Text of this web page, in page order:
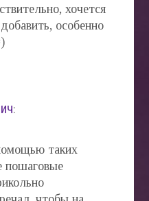
хочется
особенно
:
таких
пошаговые